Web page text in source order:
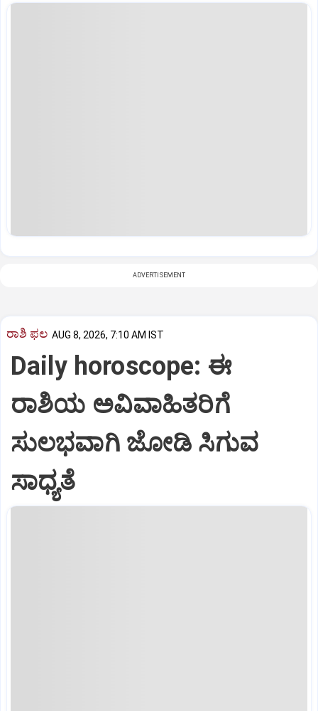
ADVERTISEMENT
ರಾಶಿ ಫಲ AUG 8, 2026, 7:10 AM IST
Daily horoscope: ಈ
ರಾಶಿಯ ಅವಿವಾಹಿತರಿಗೆ
ಸುಲಭವಾಗಿ ಜೋಡಿ ಸಿಗುವ
ಸಾಧ್ಯತೆ